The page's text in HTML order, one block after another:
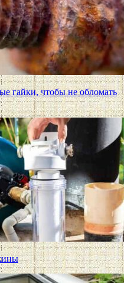
гайки, чтобы не обломать